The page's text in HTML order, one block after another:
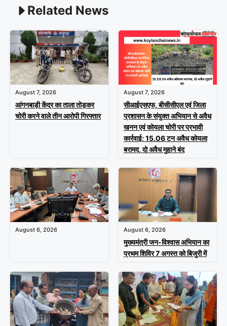
Related News
August 7, 2026
आंगनबाड़ी केंद्र का ताला तोड़कर
चोरी करने वाले तीन आरोपी गिरफ्तार
August 7, 2026
सीआईएसएफ, बीसीसीएल एवं जिला
प्रशासन के संयुक्त अभियान से अवैध
खनन एवं कोयला चोरी पर प्रभावी
कार्रवाई; 15.06 टन अवैध कोयला
बरामद, दो अवैध मुहाने बंद
August 6, 2026 August 6, 2026
मुख्यमंत्री जन-विश्वास अभियान का
प्रथम शिविर 7 अगस्त को बिजुरी में